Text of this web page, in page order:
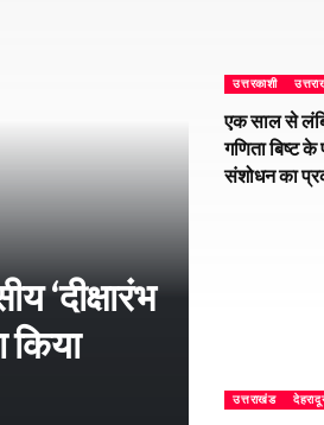
‘दीक्षारंभ
उत्तरकाशी
एक साल से
गणिता बिष्ट
संशोधन का
उत्तराखंड